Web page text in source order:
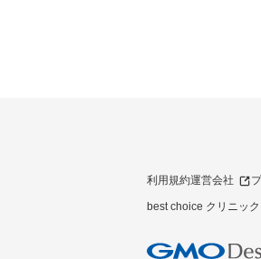
利用規約運営会社
best choice クリニッ